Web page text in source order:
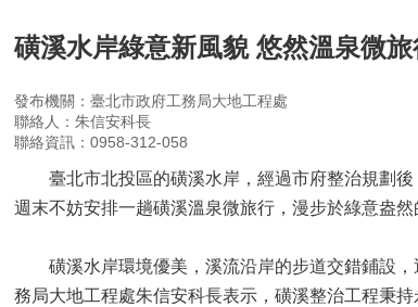
磺溪水岸綠意新風貌 悠然溫泉微旅
發布機關：臺北市政府工務局大地工程處
聯絡人：朱信安科長
聯絡資訊：0958-312-058
臺北市北投區的磺溪水岸，經過市府整治規劃後
週末不妨安排一趟磺溪溫泉微旅行，漫步於綠意盎
磺溪水岸環境優美，溪流沿岸的步道交錯鋪設，
務局大地工程處朱信安科長表示，磺溪整治工程秉